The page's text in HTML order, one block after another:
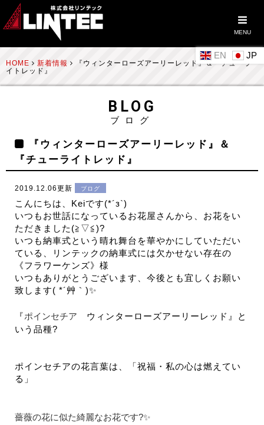
MENU
EN
HOME 新着情報
『ウィンターローズアーリーレッド』＆『チューラ
イトレッド』
BLOG
ブログ
『ウィンターローズアーリーレッド』＆
『チューライトレッド』
2019.12.06更新 ブログ
こんにちは、Keiです(*´з`)
いつもお世話になっているお花屋さんから、お花をい
ただきました(≧▽≦)?
いつも納車式という晴れ舞台を華やかにしていただい
ている、リンテックの納車式には欠かせない存在の
《フラワーケンズ》様
いつもありがとうございます、今後とも宜しくお願い
致します( *´艸｀)✨
『ポインセチア ウィンターローズアーリーレッド』と
いう品種?
ポインセチアの花言葉は、「祝福・私の心は燃えてい
る」
薔薇の花に似た綺麗なお花です?✨